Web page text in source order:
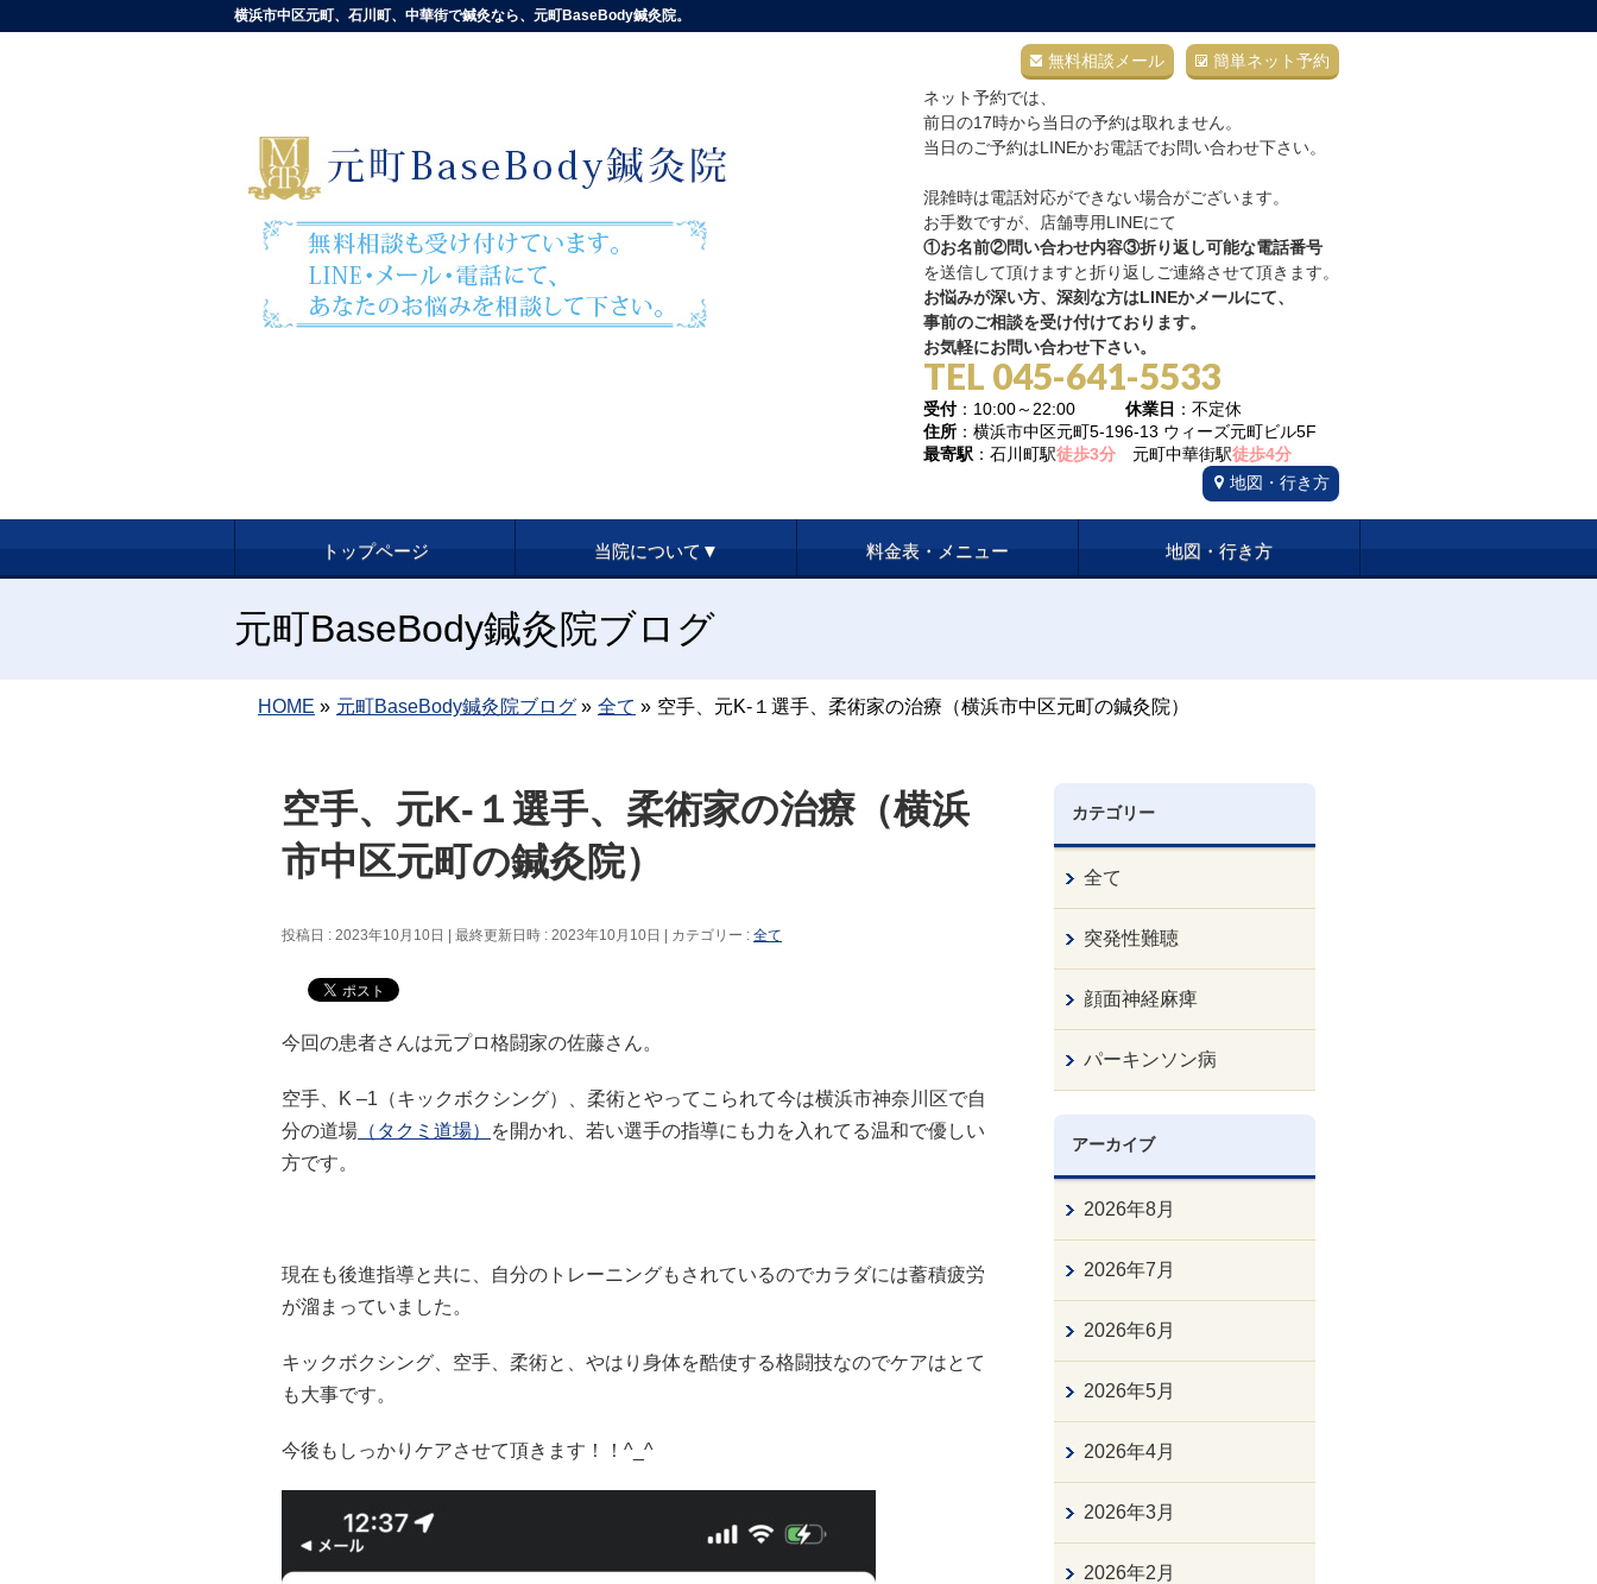
横浜市中区元町、石川町、中華街で鍼灸なら、元町BaseBody鍼灸院。
簡単ネット予約
無料相談メール
ネット予約では、
前日の17時から当日の予約は取れません。
当日のご予約はLINEかお電話でお問い合わせ下さい。
混雑時は電話対応ができない場合がございます。
お手数ですが、店舗専用LINEにて
①お名前②問い合わせ内容③折り返し可能な電話番号
を送信して頂けますと折り返しご連絡させて頂きます。
お悩みが深い方、深刻な方はLINEかメールにて、
事前のご相談を受け付けております。
お気軽にお問い合わせ下さい。
TEL 045-641-5533
受付：10:00～22:00 休業日 ：不定休
住所 ：横浜市中区元町5-196-13 ウィーズ元町ビル5F
最寄駅 ：石川町駅徒歩3分 元町中華街駅徒歩4分
地図・行き方
トップページ 当院について▼ 料金表・メニュー 地図・行き方
元町BaseBody鍼灸院ブログ
HOME » 元町BaseBody鍼灸院ブログ » 全て » 空手、元K-１選手、柔術家の治療（横浜市中区元町の鍼灸院）
空手、元K-１選手、柔術家の治療（横浜
市中区元町の鍼灸院）
投稿日 : 2023年10月10日 最終更新日時 : 2023年10月10日 カテゴリー : 全て
今回の患者さんは元プロ格闘家の佐藤さん。
空手、K –1（キックボクシング）、柔術とやってこられて今は横浜市神奈川区で自
分の道場 （タクミ道場）
を開かれ、若い選手の指導にも力を入れてる温和で優しい
方です。
現在も後進指導と共に、自分のトレーニングもされているのでカラダには蓄積疲労
が溜まっていました。
キックボクシング、空手、柔術と、やはり身体を酷使する格闘技なのでケアはとて
も大事です。
今後もしっかりケアさせて頂きます！！^_^
カテゴリー
全て
突発性難聴
顔面神経麻痺
パーキンソン病
アーカイブ
2026年8月
2026年7月
2026年6月
2026年5月
2026年4月
2026年3月
2026年2月